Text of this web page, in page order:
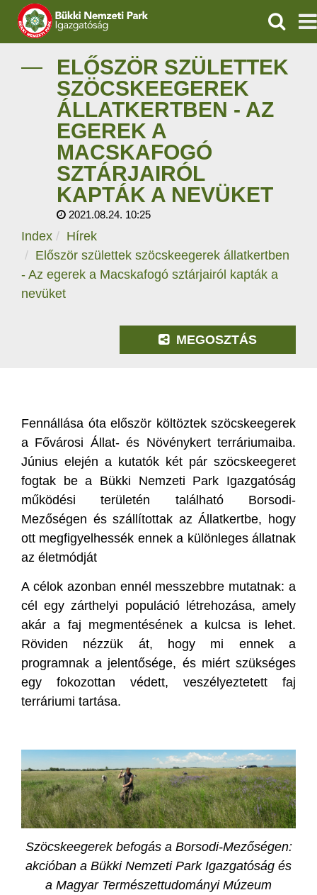
IGAZGATÓSÁG
TERMÉSZETVÉDELEM
VÍZVÉDELEM
ÖKOTURIZMUS
OKTATÁS
GEOPARKOK
KAPCSOLAT
ELŐSZÖR SZÜLETTEK
SZÖCSKEEGEREK
ÁLLATKERTBEN - AZ
EGEREK A
MACSKAFOGÓ
SZTÁRJAIRÓL
KAPTÁK A NEVÜKET
2021.08.24. 10:25
Index
Hírek
Először születtek szöcskeegerek állatkertben
- Az egerek a Macskafogó sztárjairól kapták a
nevüket
MEGOSZTÁS
Fennállása óta először költöztek szöcskeegerek
a Fővárosi Állat- és Növénykert terráriumaiba.
Június elején a kutatók két pár szöcskeegeret
fogtak be a Bükki Nemzeti Park Igazgatóság
működési területén található Borsodi-
Mezőségen és szállítottak az Állatkertbe, hogy
ott megfigyelhessék ennek a különleges állatnak
az életmódját
A célok azonban ennél messzebbre mutatnak: a
cél egy zárthelyi populáció létrehozása, amely
akár a faj megmentésének a kulcsa is lehet.
Röviden nézzük át, hogy mi ennek a
programnak a jelentősége, és miért szükséges
egy fokozottan védett, veszélyeztetett faj
terráriumi tartása.
Szöcskeegerek befogás a Borsodi-Mezőségen:
akcióban a Bükki Nemzeti Park Igazgatóság és
a Magyar Természettudományi Múzeum